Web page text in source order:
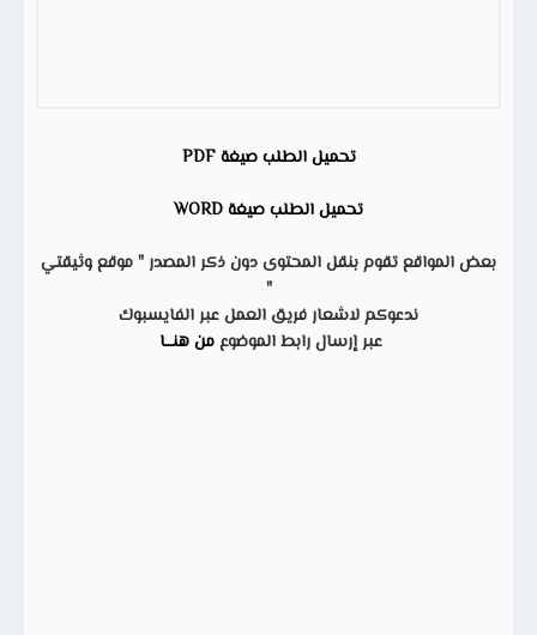
تحميل الطلب صيغة PDF
تحميل الطلب صيغة WORD
بعض المواقع تقوم بنقل المحتوى دون ذكر المصدر " موقع وثيقتي
"
ندعوكم لاشعار فريق العمل عبر الفايسبوك
عبر إرسال رابط الموضوعمن هنـــا